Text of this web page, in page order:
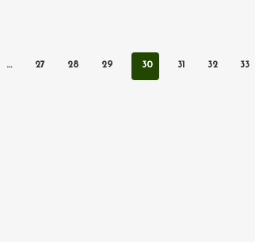
… 27 28 29 30 31 32 33